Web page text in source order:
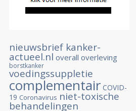
nieuwsbrief kanker-
actueel.nl overall overleving
borstkanker
voedingssuppletie
complementair COVID-
19 Coronavirus niet-toxische
behandelingen